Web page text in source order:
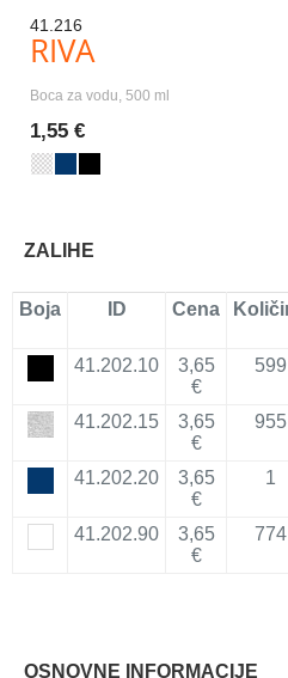
41.216
RIVA
Boca za vodu, 500 ml
1,55 €
ZALIHE
Boja ID Cena
41.202.10
3,65
€
599
41.202.15
3,65
€
955
41.202.20
3,65
€
1
41.202.90
3,65
€
774
OSNOVNE INFORMACIJE